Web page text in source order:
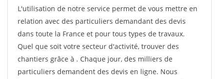
L'utilisation de notre service permet de vous mettre en
relation avec des particuliers demandant des devis
dans toute la France et pour tous types de travaux.
Quel que soit votre secteur d'activité, trouver des
chantiers grâce à . Chaque jour, des milliers de
particuliers demandent des devis en ligne. Nous